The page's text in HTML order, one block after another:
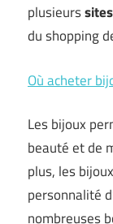
plusieurs
du shopping
Où acheter
Les bijoux
beauté et de
plus, les
personnalité
nombreuses